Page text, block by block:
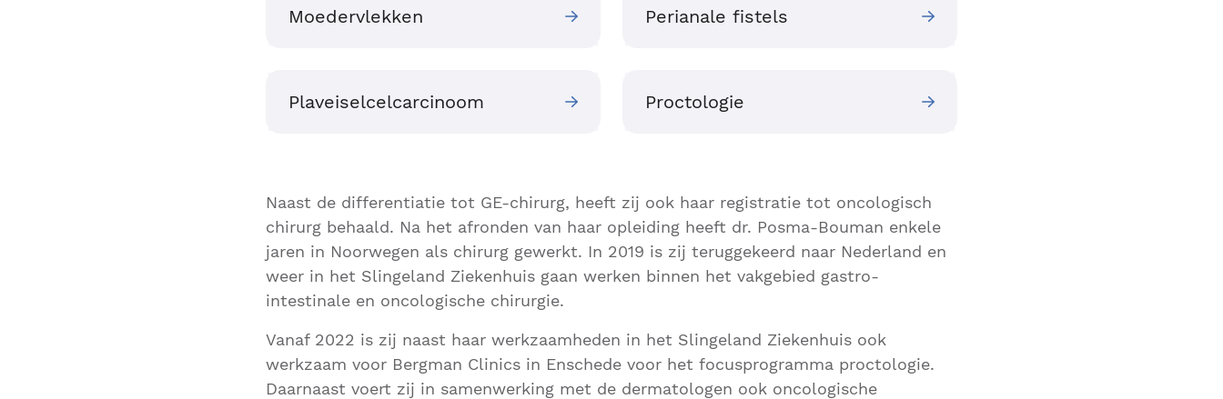
Moedervlekken Perianale fistels
Plaveiselcelcarcinoom Proctologie
Naast de differentiatie tot GE-chirurg, heeft zij ook haar registratie tot oncologisch
chirurg behaald. Na het afronden van haar opleiding heeft dr. Posma-Bouman enkele
jaren in Noorwegen als chirurg gewerkt. In 2019 is zij teruggekeerd naar Nederland en
weer in het Slingeland Ziekenhuis gaan werken binnen het vakgebied gastro-
intestinale en oncologische chirurgie.
Vanaf 2022 is zij naast haar werkzaamheden in het Slingeland Ziekenhuis ook
werkzaam voor Bergman Clinics in Enschede voor het focusprogramma proctologie.
Daarnaast voert zij in samenwerking met de dermatologen ook oncologische